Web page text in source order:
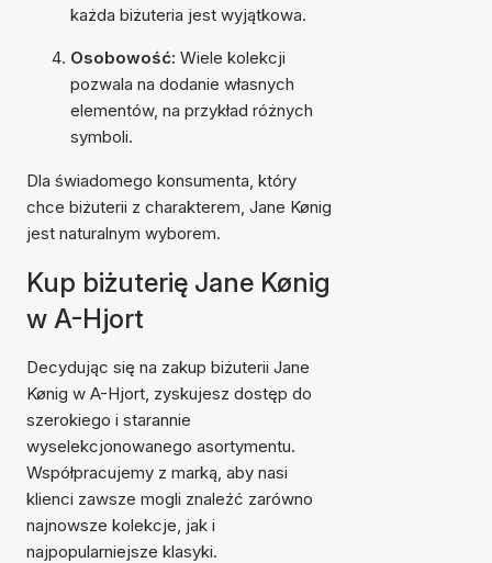
każda biżuteria jest wyjątkowa.
Osobowość: Wiele kolekcji
pozwala na dodanie własnych
elementów, na przykład różnych
symboli.
Dla świadomego konsumenta, który
chce biżuterii z charakterem, Jane Kønig
jest naturalnym wyborem.
Kup biżuterię Jane Kønig
w A-Hjort
Decydując się na zakup biżuterii Jane
Kønig w A-Hjort, zyskujesz dostęp do
szerokiego i starannie
wyselekcjonowanego asortymentu.
Współpracujemy z marką, aby nasi
klienci zawsze mogli znaleźć zarówno
najnowsze kolekcje, jak i
najpopularniejsze klasyki.